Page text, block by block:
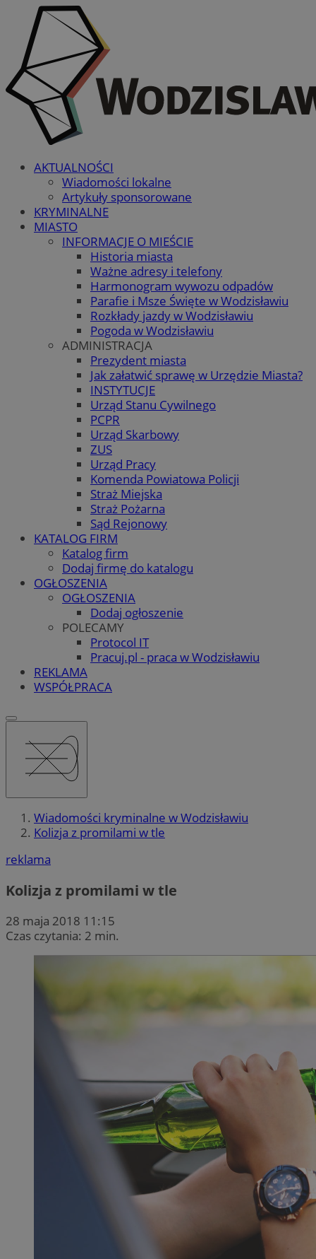
AKTUALNOŚCI
Wiadomości lokalne
Artykuły sponsorowane
KRYMINALNE
MIASTO
INFORMACJE O MIEŚCIE
Historia miasta
Ważne adresy i telefony
Harmonogram wywozu odpadów
Parafie i Msze Święte w Wodzisławiu
Rozkłady jazdy w Wodzisławiu
Pogoda w Wodzisławiu
ADMINISTRACJA
Prezydent miasta
Jak załatwić sprawę w Urzędzie Miasta?
INSTYTUCJE
Urząd Stanu Cywilnego
PCPR
Urząd Skarbowy
ZUS
Urząd Pracy
Komenda Powiatowa Policji
Straż Miejska
Straż Pożarna
Sąd Rejonowy
KATALOG FIRM
Katalog firm
Dodaj firmę do katalogu
OGŁOSZENIA
OGŁOSZENIA
Dodaj ogłoszenie
POLECAMY
Protocol IT
Pracuj.pl - praca w Wodzisławiu
REKLAMA
WSPÓŁPRACA
Wiadomości kryminalne w Wodzisławiu
Kolizja z promilami w tle
reklama
Kolizja z promilami w tle
28 maja 2018 11:15
Czas czytania: 2 min.